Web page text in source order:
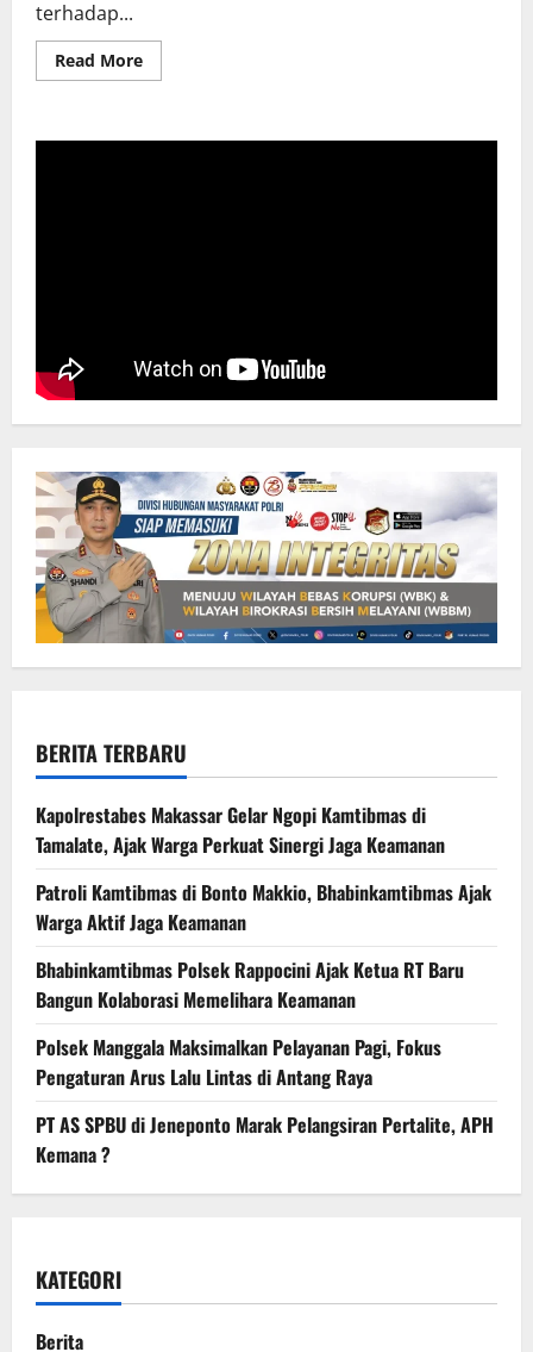
terhadap...
Read MoreRead
more
Amankan
BERITA TERBARU
Kapolrestabes Makassar Gelar Ngopi Kamtibmas di
Tamalate, Ajak Warga Perkuat Sinergi Jaga Keamanan
Patroli Kamtibmas di Bonto Makkio, Bhabinkamtibmas Ajak
Warga Aktif Jaga Keamanan
Bhabinkamtibmas Polsek Rappocini Ajak Ketua RT Baru
Bangun Kolaborasi Memelihara Keamanan
Polsek Manggala Maksimalkan Pelayanan Pagi, Fokus
Pengaturan Arus Lalu Lintas di Antang Raya
PT AS SPBU di Jeneponto Marak Pelangsiran Pertalite, APH
Kemana ?
KATEGORI
Berita